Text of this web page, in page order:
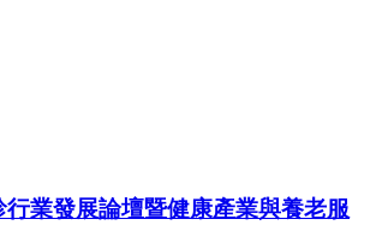
業發展論壇暨健康產業與養老服